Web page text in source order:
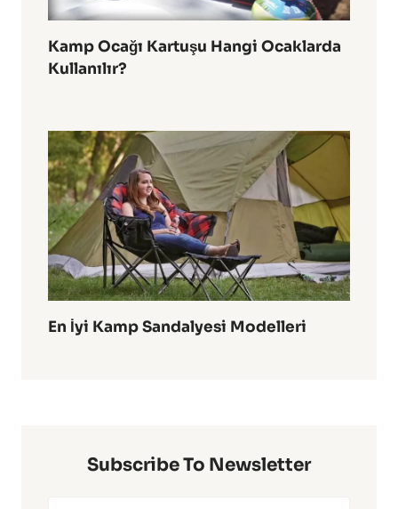
Kamp Ocağı Kartuşu Hangi Ocaklarda
Kullanılır?
En İyi Kamp Sandalyesi Modelleri
Subscribe To Newsletter